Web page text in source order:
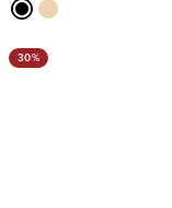
30%